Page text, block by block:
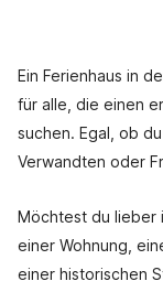
Ein Ferienhaus in
für alle, die einen
suchen. Egal, ob
Verwandten oder
Möchtest du lieber
einer Wohnung,
einer historischen